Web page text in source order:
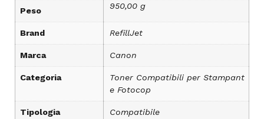
Peso 950,00 g
Brand RefillJet
Marca Canon
Categoria
Toner Compatibili per Stampant
e Fotocop
Tipologia Compatibile